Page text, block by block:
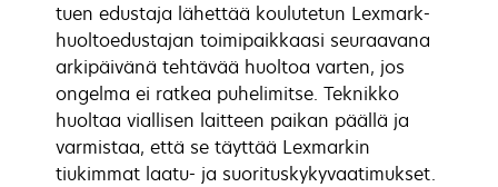
tuen edustaja lähettää koulutetun Lexmark-
huoltoedustajan toimipaikkaasi seuraavana
arkipäivänä tehtävää huoltoa varten, jos
ongelma ei ratkea puhelimitse. Teknikko
huoltaa viallisen laitteen paikan päällä ja
varmistaa, että se täyttää Lexmarkin
tiukimmat laatu- ja suorituskykyvaatimukset.